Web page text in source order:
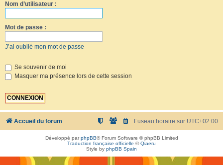
Nom d’utilisateur :
Mot de passe :
J’ai oublié mon mot de passe
Se souvenir de moi
Masquer ma présence lors de cette session
Accueil du forum Fuseau horaire sur UTC+02:00
Développé parphpBB® Forum Software © phpBB Limited
Traduction française officielle ©Qiaeru
Style by phpBB Spain